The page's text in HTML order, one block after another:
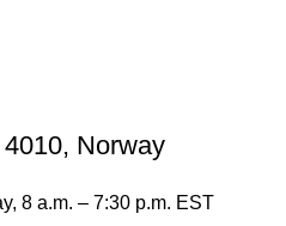
Norway
8 a.m. – 7:30 p.m. EST